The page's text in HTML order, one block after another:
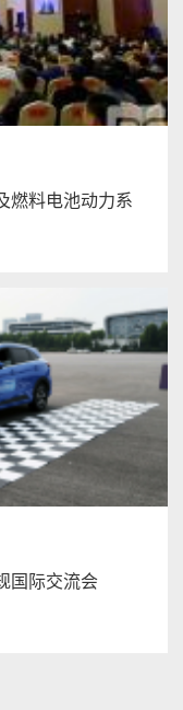
燃料电池动力系
国际交流会